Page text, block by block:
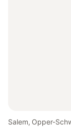
Salem, Opper-